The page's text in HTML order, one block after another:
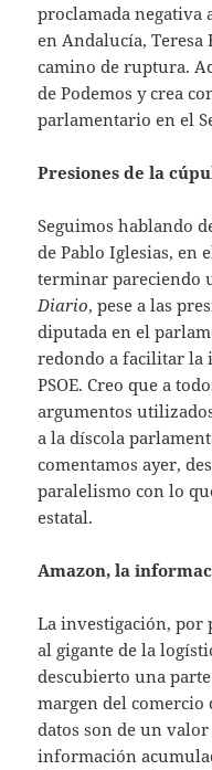
proclamada negativa
en Andalucía,
camino de ruptura.
de Podemos y crea
parlamentario en el
Presiones de la
Seguimos hablando
de Pablo Iglesias, en
terminar pareciendo
Diario, pese a las
diputada en el
redondo a facilitar la
PSOE. Creo que a
argumentos
a la díscola
comentamos ayer,
paralelismo con lo
estatal.
Amazon, la
La investigación, por
al gigante de la
descubierto una
margen del comercio
datos son de un
información